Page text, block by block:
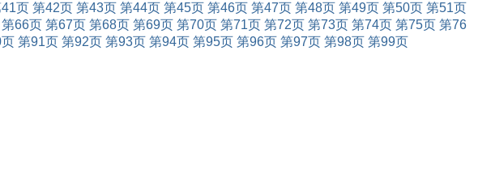
页 第42页 第43页 第44页 第45页 第46页 第47页 第48页 第49页 第50页 第51页
第66页 第67页 第68页 第69页 第70页 第71页 第72页 第73页 第74页 第75页 第76
第91页 第92页 第93页 第94页 第95页 第96页 第97页 第98页 第99页